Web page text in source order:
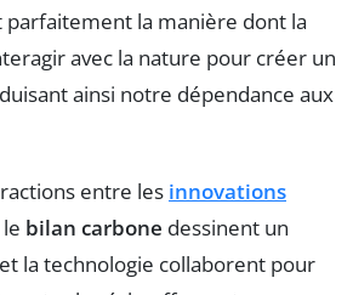
la manière dont la
avec la nature pour créer un
ainsi notre dépendance aux
entre les innovations
bilan carbone dessinent un
la technologie collaborent pour